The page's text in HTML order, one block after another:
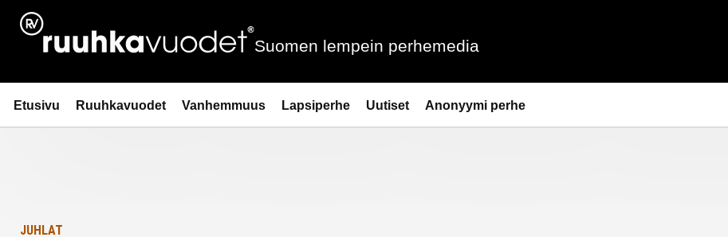
Siirry
sisältöön
Ruuhkavuodet.fi
Suomen lempein perhemedia
Etusivu Ruuhkavuodet Vanhemmuus Lapsiperhe Uutiset Anonyymi perhe
Etusivulle
JUHLAT